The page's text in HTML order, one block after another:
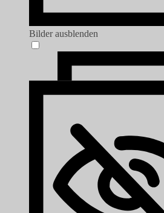
Bilder ausblenden